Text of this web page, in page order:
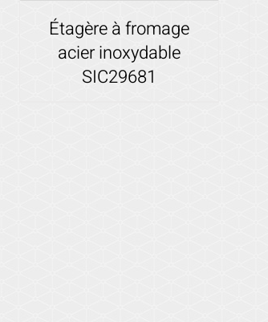
Étagère à fromage
acier inoxydable
SIC29681